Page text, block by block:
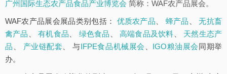
广州国际生态农产品食品产业博览会 简称：WAF农产品展会。
WAF农产品展会展品类别包括： 优质农产品 蜂产品 、无抗畜
禽产品
、有机食品 绿色食品 高端食品及饮料
天然生态产
品
产业链配套 、 与IFPE食品机械展会 IGO粮油展会同期举
办。